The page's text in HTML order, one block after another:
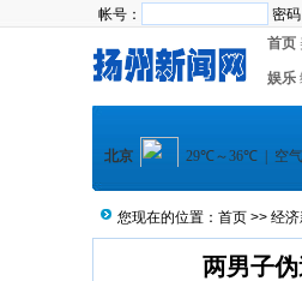
帐号： 密码
首页
娱乐
您现在的位置： 首页 >> 经济
两男子